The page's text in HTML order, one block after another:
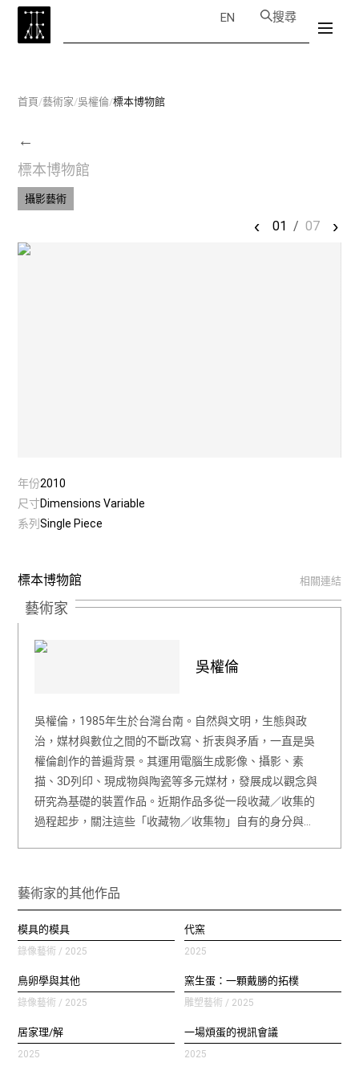
EN 搜尋
首頁/藝術家/吳權倫/標本博物館
←
標本博物館
攝影藝術
‹ 01 / 07 ›
年份2010
尺寸Dimensions Variable
系列Single Piece
標本博物館 相關連結
藝術家
吳權倫
吳權倫，1985年生於台灣台南。自然與文明，生態與政
治，媒材與數位之間的不斷改寫、折衷與矛盾，一直是吳
權倫創作的普遍背景。其運用電腦生成影像、攝影、素
描、3D列印、現成物與陶瓷等多元媒材，發展成以觀念與
研究為基礎的裝置作品。近期作品多從一段收藏／收集的
過程起步，關注這些「收藏物／收集物」自有的身分與…
藝術家的其他作品
模具的模具
錄像藝術 / 2025
代窯
2025
鳥卵學與其他
錄像藝術 / 2025
窯生蛋：一顆戴勝的拓樸
雕塑藝術 / 2025
居家理/解
2025
一場煩蛋的視訊會議
2025